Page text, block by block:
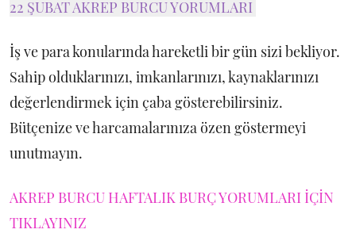
22 ŞUBAT AKREP BURCU YORUMLARI
İş ve para konularında hareketli bir gün sizi bekliyor.
Sahip olduklarınızı, imkanlarınızı, kaynaklarınızı
değerlendirmek için çaba gösterebilirsiniz.
Bütçenize ve harcamalarınıza özen göstermeyi
unutmayın.
AKREP BURCU HAFTALIK BURÇ YORUMLARI İÇİN
TIKLAYINIZ